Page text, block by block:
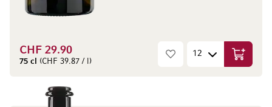
CHF 29.90
75 cl (CHF 39.87 / l)